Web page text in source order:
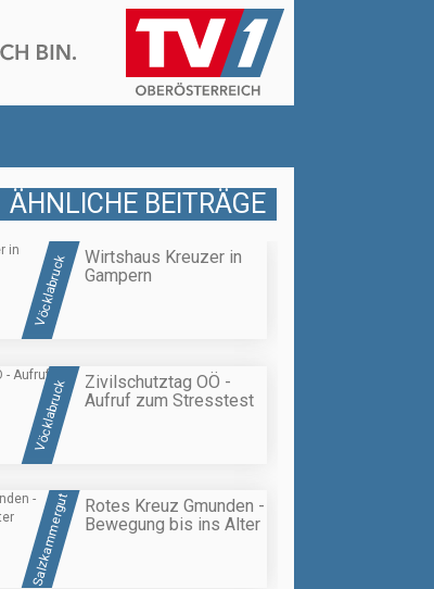
ÄHNLICHE BEITRÄGE
Vöcklabruck
Wirtshaus Kreuzer in
Gampern
Vöcklabruck
Zivilschutztag OÖ -
Aufruf zum Stresstest
Salzkammergut
Rotes Kreuz Gmunden -
Bewegung bis ins Alter